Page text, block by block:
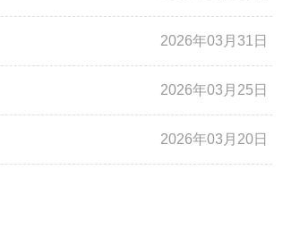
2026年03月31日
2026年03月25日
2026年03月20日